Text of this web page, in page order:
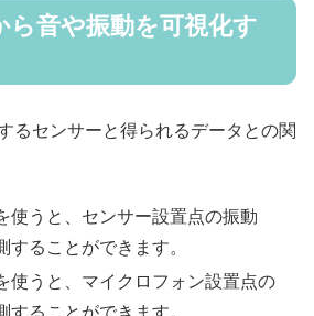
ら音や振動を可視化す
るセンサーと得られるデータとの関
使うと、センサー設置点の振動
することができます。
使うと、マイクロフォン設置点の